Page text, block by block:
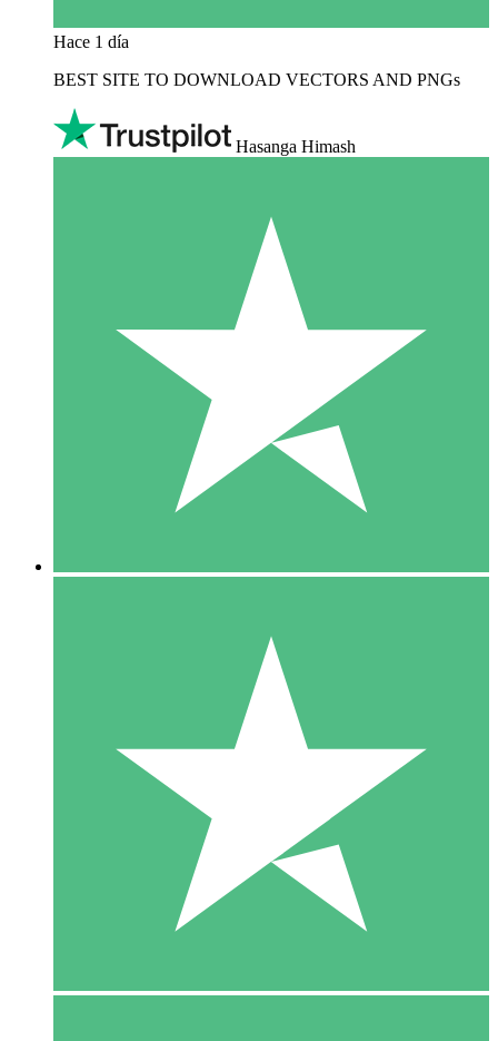
Hace 1 día
BEST SITE TO DOWNLOAD VECTORS AND PNGs
Hasanga Himash